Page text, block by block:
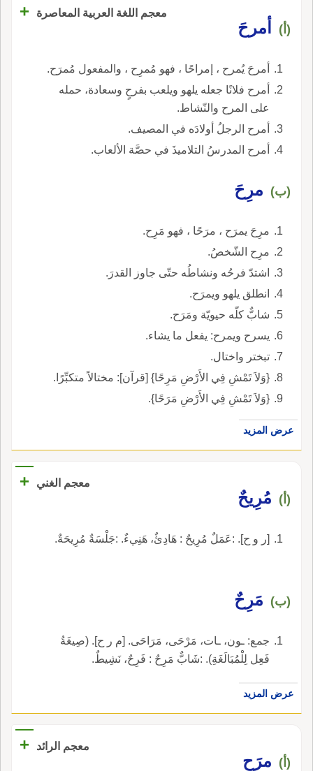
معجم اللغة العربية المعاصرة +
(أ) أمرحَ
أمرحَ يُمرح ، إمراحًا ، فهو مُمرِح ، والمفعول مُمرَح.
أمرح فلانًا جعله يلهو ويلعب بفرحٍ وسعادة، حمله
على المرح والنّشاط.
أمرح الرجلُ أولادَه في المصيف.
أمرح المدرسُ التلاميذَ في حصَّة الألعاب.
(ب) مرِحَ
مرِحَ يمرَح ، مرَحًا ، فهو مَرِح.
مرِح الشّخصُ.
اشتدّ فرحُه ونشاطُه حتّى جاوز القدرَ.
انطلق يلهو ويمرَح.
شابٌّ كلّه حيويّة ومَرَح.
يسرح ويمرح: يفعل ما يشاء.
تبختر واختال.
{وَلاَ تَمْشِ فِي الأَرْضِ مَرِحًا} [قرآن]: مختالاً متكبِّرًا.
{وَلاَ تَمْشِ فِي الأَرْضِ مَرَحًا}.
عرض المزيد
معجم الغني +
(أ) مُرِيحٌ
[ر و ح]. :عَمَلٌ مُرِيحٌ : هَادِئٌ، هَنِيءٌ. :جَلْسَةٌ مُرِيحَةٌ.
(ب) مَرِحٌ
جمع: ـون، ـات، مَرْحَى، مَرَاحَى. [م ر ح]. (صِيغَةُ
فَعِل لِلْمُبَالَغَةِ). :شَابٌّ مَرِحٌ : فَرِحٌ، نَشِيطٌ.
عرض المزيد
معجم الرائد +
(أ) مرَح